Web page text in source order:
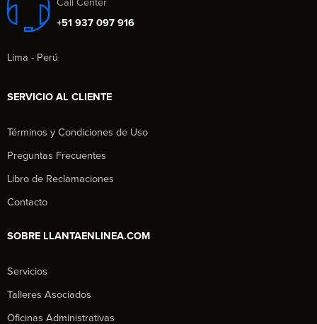
Call Center
+51 937 097 916
Lima - Perú
SERVICIO AL CLIENTE
Términos y Condiciones de Uso
Preguntas Frecuentes
Libro de Reclamaciones
Contacto
SOBRE LLANTAENLINEA.COM
Servicios
Talleres Asociados
Oficinas Administrativas